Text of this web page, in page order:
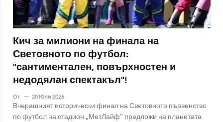
Кич за милиони на финала на
Световното по футбол:
"сантиментален, повърхностен и
недодялан спектакъл"!
От 20 Юли 2026
Вчерашният исторически финал на Световното първенство
по футбол на стадион „МетЛайф“ предложи на планетата